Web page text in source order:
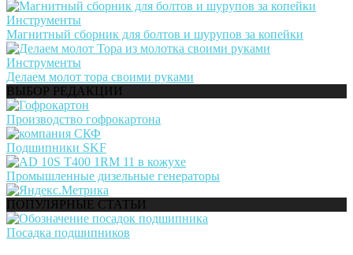
Инструменты
Магнитный сборник для болтов и шурупов за копейки
Инструменты
Делаем молот тора своими руками
ВЫБОР РЕДАКЦИИ
Производство гофрокартона
Подшипники SKF
Промышленные дизельные генераторы
ПОПУЛЯРНЫЕ СТАТЬИ
Посадка подшипников